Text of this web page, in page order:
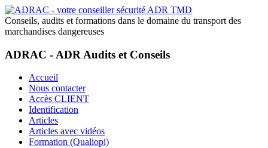
Conseils, audits et formations dans le domaine du transport des
marchandises dangereuses
ADRAC - ADR Audits et Conseils
Accueil
Nous contacter
Accès CLIENT
Identification
Articles
Articles avec vidéos
Formation (Qualiopi)